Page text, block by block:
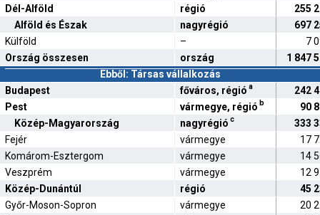
Dél-Alföld
régió
255
Alföld és Észak
nagyrégió
697
Külföld
–
7
Ország összesen
ország
1 847
Ebből: Társas vállalkozás
Budapest
főváros, régió a
242
Pest
vármegye, régió b
90
Közép-Magyarország
nagyrégió c
333
Fejér
vármegye
17
Komárom-Esztergom
vármegye
14
Veszprém
vármegye
12
Közép-Dunántúl
régió
45
Győr-Moson-Sopron
vármegye
20